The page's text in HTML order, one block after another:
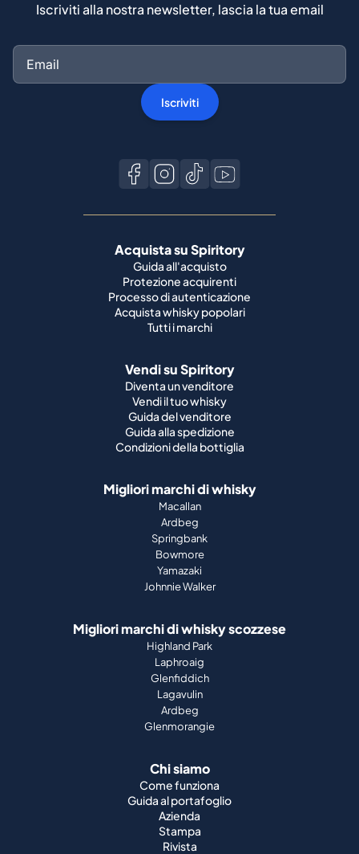
Iscriviti alla nostra newsletter, lascia la tua email
Iscriviti
Acquista su Spiritory
Guida all'acquisto
Protezione acquirenti
Processo di autenticazione
Acquista whisky popolari
Tutti i marchi
Vendi su Spiritory
Diventa un venditore
Vendi il tuo whisky
Guida del venditore
Guida alla spedizione
Condizioni della bottiglia
Migliori marchi di whisky
Macallan
Ardbeg
Springbank
Bowmore
Yamazaki
Johnnie Walker
Migliori marchi di whisky scozzese
Highland Park
Laphroaig
Glenfiddich
Lagavulin
Ardbeg
Glenmorangie
Chi siamo
Come funziona
Guida al portafoglio
Azienda
Stampa
Rivista